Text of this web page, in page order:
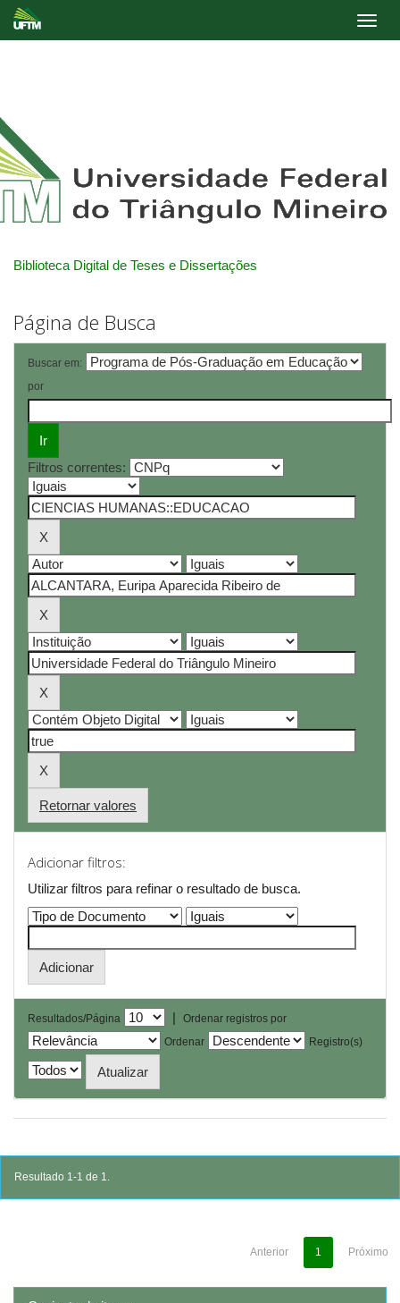
Biblioteca Digital de Teses e Dissertações
Página de Busca
Buscar em:
por
Filtros correntes:
Retornar valores
Adicionar filtros:
Utilizar filtros para refinar o resultado de busca.
Resultados/Página |
Ordenar registros por
Ordenar
Registro(s)
Resultado 1-1 de 1.
Anterior 1 Próximo